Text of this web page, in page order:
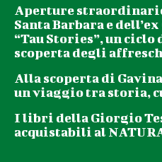
Aperture
Santa Barbara e
“Tau Stories”, un
scoperta degli
Alla scoperta di
un viaggio tra storia,
I libri della Giorgio
acquistabili al